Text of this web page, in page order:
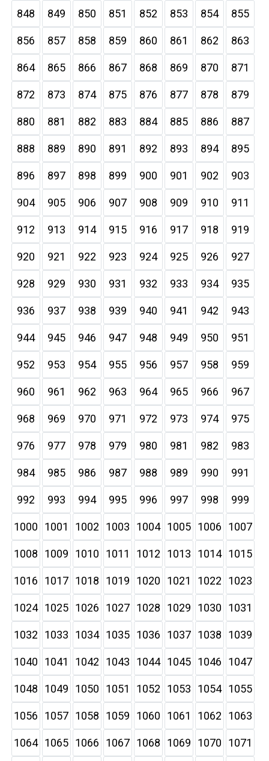
848 849 850 851 852 853 854 855
856 857 858 859 860 861 862 863
864 865 866 867 868 869 870 871
872 873 874 875 876 877 878 879
880 881 882 883 884 885 886 887
888 889 890 891 892 893 894 895
896 897 898 899 900 901 902 903
904 905 906 907 908 909 910 911
912 913 914 915 916 917 918 919
920 921 922 923 924 925 926 927
928 929 930 931 932 933 934 935
936 937 938 939 940 941 942 943
944 945 946 947 948 949 950 951
952 953 954 955 956 957 958 959
960 961 962 963 964 965 966 967
968 969 970 971 972 973 974 975
976 977 978 979 980 981 982 983
984 985 986 987 988 989 990 991
992 993 994 995 996 997 998 999
1000 1001 1002 1003 1004 1005 1006 1007
1008 1009 1010 1011 1012 1013 1014 1015
1016 1017 1018 1019 1020 1021 1022 1023
1024 1025 1026 1027 1028 1029 1030 1031
1032 1033 1034 1035 1036 1037 1038 1039
1040 1041 1042 1043 1044 1045 1046 1047
1048 1049 1050 1051 1052 1053 1054 1055
1056 1057 1058 1059 1060 1061 1062 1063
1064 1065 1066 1067 1068 1069 1070 1071